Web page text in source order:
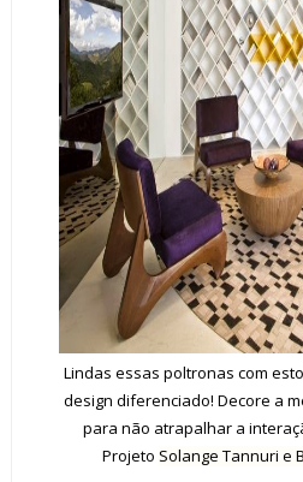
Lindas essas poltronas com
design diferenciado! Decore a
para não atrapalhar a
Projeto Solange Tannuri e